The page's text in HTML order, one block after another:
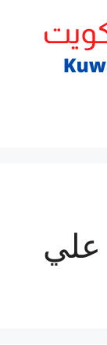
علي